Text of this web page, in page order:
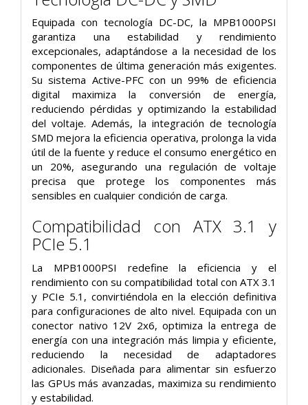
Equipada con tecnología DC-DC, la MPB1000PSI
garantiza una estabilidad y rendimiento
excepcionales, adaptándose a la necesidad de los
componentes de última generación más exigentes.
Su sistema Active-PFC con un 99% de eficiencia
digital maximiza la conversión de energía,
reduciendo pérdidas y optimizando la estabilidad
del voltaje. Además, la integración de tecnología
SMD mejora la eficiencia operativa, prolonga la vida
útil de la fuente y reduce el consumo energético en
un 20%, asegurando una regulación de voltaje
precisa que protege los componentes más
sensibles en cualquier condición de carga.
Compatibilidad con ATX 3.1 y
PCIe 5.1
La MPB1000PSI redefine la eficiencia y el
rendimiento con su compatibilidad total con ATX 3.1
y PCIe 5.1, convirtiéndola en la elección definitiva
para configuraciones de alto nivel. Equipada con un
conector nativo 12V 2x6, optimiza la entrega de
energía con una integración más limpia y eficiente,
reduciendo la necesidad de adaptadores
adicionales. Diseñada para alimentar sin esfuerzo
las GPUs más avanzadas, maximiza su rendimiento
y estabilidad.